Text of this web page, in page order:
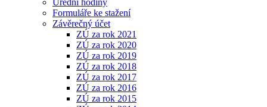
Úřední hodiny
Formuláře ke stažení
Závěrečný účet
ZÚ za rok 2021
ZÚ za rok 2020
ZÚ za rok 2019
ZÚ za rok 2018
ZÚ za rok 2017
ZÚ za rok 2016
ZÚ za rok 2015